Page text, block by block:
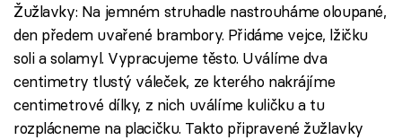
Žužlavky: Na jemném struhadle nastrouháme oloupané,
den předem uvařené brambory. Přidáme vejce, lžičku
soli a solamyl. Vypracujeme těsto. Uválíme dva
centimetry tlustý váleček, ze kterého nakrájíme
centimetrové dílky, z nich uválíme kuličku a tu
rozplácneme na placičku. Takto připravené žužlavky